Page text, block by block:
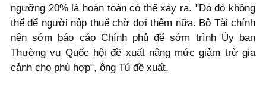
ngưỡng 20% là hoàn toàn có thể xảy ra. "Do đó không
thể để người nộp thuế chờ đợi thêm nữa. Bộ Tài chính
nên sớm báo cáo Chính phủ để sớm trình Ủy ban
Thường vụ Quốc hội đề xuất nâng mức giảm trừ gia
cảnh cho phù hợp", ông Tú đề xuất.